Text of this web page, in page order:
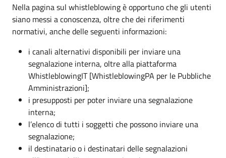
Nella pagina sul whistleblowing è opportuno che gli utenti
siano messi a conoscenza, oltre che dei riferimenti
normativi, anche delle seguenti informazioni:
i canali alternativi disponibili per inviare una
segnalazione interna, oltre alla piattaforma
WhistleblowingIT [WhistleblowingPA per le Pubbliche
Amministrazioni];
i presupposti per poter inviare una segnalazione
interna;
l’elenco di tutti i soggetti che possono inviare una
segnalazione;
il destinatario o i destinatari delle segnalazioni